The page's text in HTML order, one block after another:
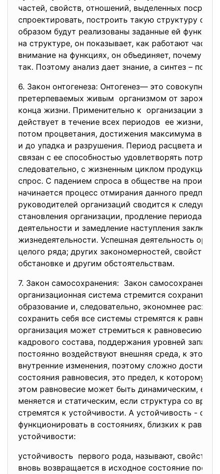
частей, свойств, отношений, выделенных
спроектировать, построить такую структуру
образом будут реализованы заданные ей
на структуре, он показывает, как работают части
внимание на функциях, он объединяет, почему
так. Поэтому анализ дает знание, а синтез –
6. Закон онтогенеза: Онтогенез— это
претерпеваемых живым организмом от
конца жизни. Применительно к организации
действует в течение всех периодов ее жизни,
потом процветания, достижения максимума
и до упадка и разрушения. Период расцвета и
связан с ее способностью удовлетворять
следовательно, с жизненным циклом продукции и
спрос. С падением спроса в обществе на
начинается процесс отмирания данного
руководителей организаций сводится к
становления организации, продление периода
деятельности и замедление наступления
жизнедеятельности. Успешная деятельность
целого ряда; других закономерностей,
обстановке и другим обстоятельствам.
7. Закон самосохранения: Закон самосохранения
организационная система стремится сохранить
образование и, следовательно, экономнее
сохранить себя все системы стремятся к
организация может стремиться к равновесию,
кадрового состава, поддержания уровней
постоянно воздействуют внешняя среда, к этому
внутренние изменения, поэтому сложно достичь
состояния равновесия, это предел, к которому
этом равновесие может быть динамическим,
меняется и статическим, если структура со
стремятся к устойчивости. А устойчивость -
функционировать в состояниях, близких к
устойчивости:
устойчивость первого рода, называют,
вновь возвращается в исходное состояние после